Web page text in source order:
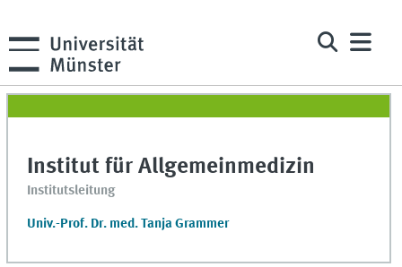
Institut für Allgemeinmedizin
Institutsleitung
Univ.-Prof. Dr. med. Tanja Grammer